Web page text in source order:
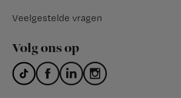
Veelgestelde vragen
Volg ons op